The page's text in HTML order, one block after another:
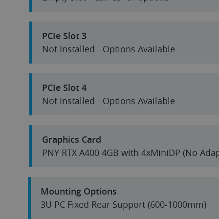
PCIe Slot 3
Not Installed - Options Available
PCIe Slot 4
Not Installed - Options Available
Graphics Card
PNY RTX A400 4GB with 4xMiniDP (No
Mounting Options
3U PC Fixed Rear Support (600-1000mm)